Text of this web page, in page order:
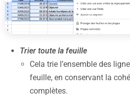
Trier toute la feuille
Cela trie l’ensemble des
feuille, en conservant la
complètes.